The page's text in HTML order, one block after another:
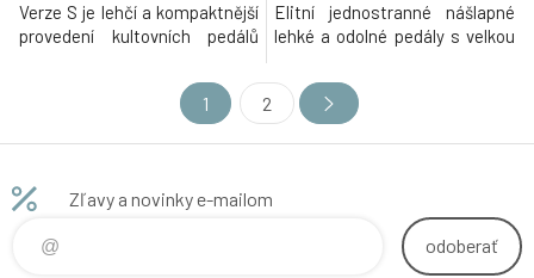
Verze S je lehčí a kompaktnější
provedení kultovních pedálů
menším tvarem těla, které je
vhodnější pro některé způsoby
použití (a jezdce s menší
s integrovaným systémem
Elitní jednostranné nášlapné
lehké a odolné pedály s velkou
systémem GRS, který
umožňuje jednoduché, rychlé
promazání bez nutnosti
1 2
Zľavy a novinky e-mailom
odoberať